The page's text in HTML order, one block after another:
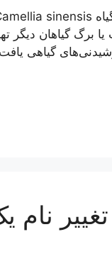
برگ گیاهان دیگر
نام